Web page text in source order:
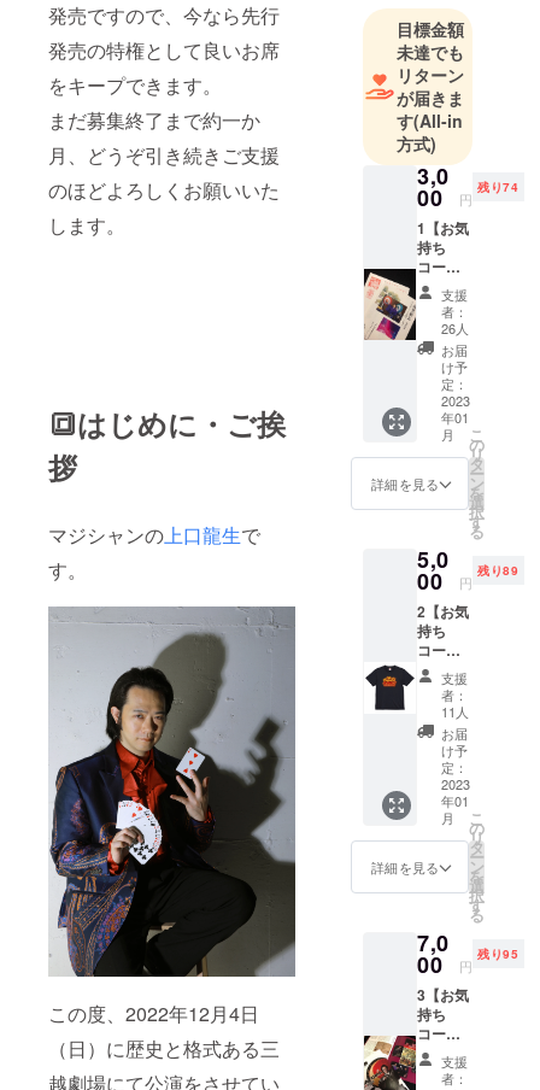
発売ですので、今なら先行
発売の特権として良いお席
をキープできます。
まだ募集終了まで約一か
月、どうぞ引き続きご支援
のほどよろしくお願いいた
します。
🔳はじめに・ご挨
拶
マジシャンの上口龍生で
す。
この度、2022年12月4日
（日）に歴史と格式ある三
越劇場にて公演をさせてい
し』『鳩出
し』を伝授
され、松旭
斎天暁師よ
り「水芸」
を継承し”松
旭斎天龍”の
名を頂く。
現在は赤坂
見附でマ
ジックバー
サプライズ
を経営する
傍ら、ホテ
ル、会館、
豪華客船や
学校公演等
いる」
1991年 東
北学院大学
工学部卒
1994年
オーストラ
リア政府主
催『ジャパ
ンフェス
ティバル』
シドニーオ
ペラハウス
でプロデ
ビュー
1997年 ア
リウッド
「マジック
キャッス
ル」単独出
演後、スー
パー腹話術
目標金額
未達でも
リターン
が届きま
す(All-in
方式)
3,0
00 円
残り74
1【お気
持ち
コース
①
¥3,000
筆年賀
状 ※写
真は今
年の年
賀状で
す。お
送りす
るもの
とは異
お礼
メール
・お名
前を
「応援
団」と
してパ
ンフ
レット
に記載
※ご支援
時、必
ず備考
欄にご
希望の
お名前
（ニッ
ご記入
くださ
三者を
特定す
る名前
や公序
良俗に
支援
者：
26人
お届
け予
定：
2023
年01
月
詳細を見る
こ
の
リ
タ
ー
ン
を
選
択
す
る
5,0
00 円
残り89
2【お気
持ち
コース
②
¥5,000
筆年賀
状 ※写
真は今
年の年
賀状で
す。お
送りす
るもの
とは異
礼メー
ル ・お
名前を
「応援
団」と
してパ
ンフ
レット
支援
者：
11人
お届
け予
定：
2023
年01
月
詳細を見る
こ
の
リ
タ
ー
ン
を
選
択
す
る
7,0
00 円
残り95
3【お気
持ち
コース
③
¥7,000
支援
者：